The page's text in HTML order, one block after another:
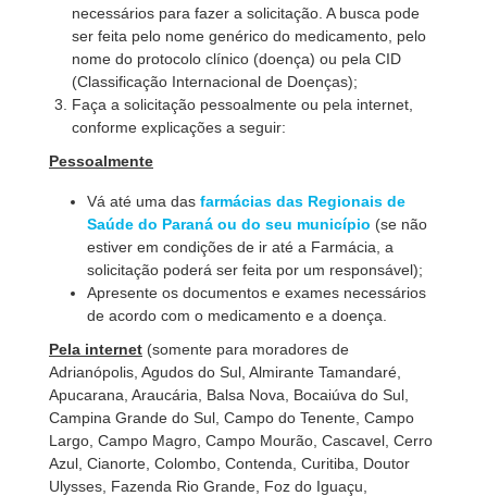
necessários para fazer a solicitação. A busca pode
ser feita pelo nome genérico do medicamento, pelo
nome do protocolo clínico (doença) ou pela CID
(Classificação Internacional de Doenças);
Faça a solicitação pessoalmente ou pela internet,
conforme explicações a seguir:
Pessoalmente
Vá até uma das farmácias das Regionais de
Saúde do Paraná ou do seu município (se não
estiver em condições de ir até a Farmácia, a
solicitação poderá ser feita por um responsável);
Apresente os documentos e exames necessários
de acordo com o medicamento e a doença.
Pela internet (somente para moradores de
Adrianópolis, Agudos do Sul, Almirante Tamandaré,
Apucarana, Araucária, Balsa Nova, Bocaiúva do Sul,
Campina Grande do Sul, Campo do Tenente, Campo
Largo, Campo Magro, Campo Mourão, Cascavel, Cerro
Azul, Cianorte, Colombo, Contenda, Curitiba, Doutor
Ulysses, Fazenda Rio Grande, Foz do Iguaçu,